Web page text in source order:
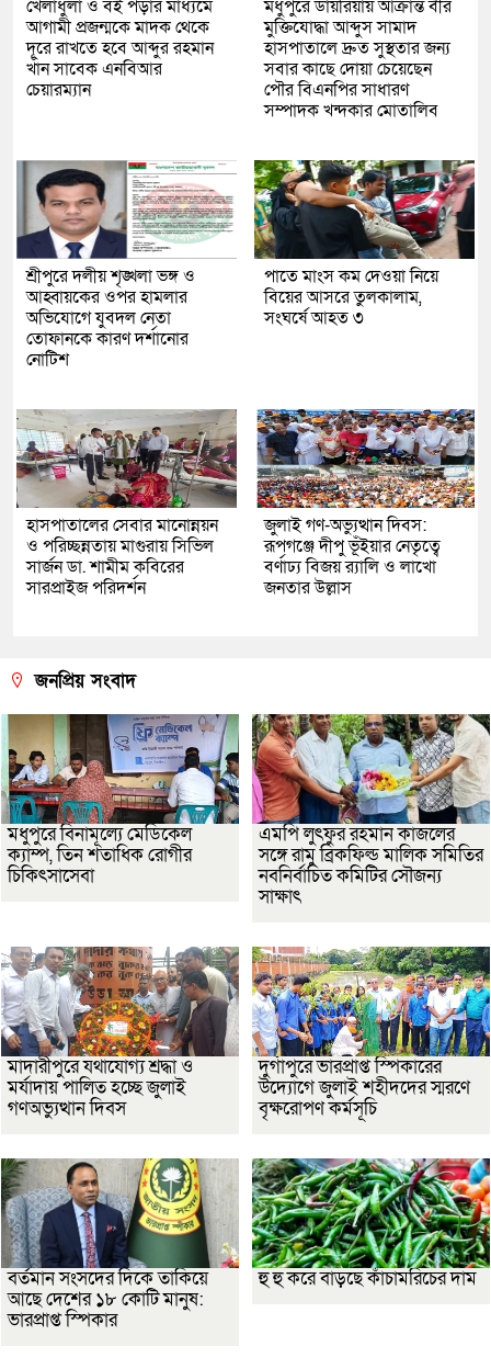
খেলাধুলা ও বই পড়ার মাধ্যমে
আগামী প্রজন্মকে মাদক থেকে
দূরে রাখতে হবে আব্দুর রহমান
খাঁন সাবেক এনবিআর
চেয়ারম্যান
মধুপুরে ডায়রিয়ায় আক্রান্ত বীর
মুক্তিযোদ্ধা আব্দুস সামাদ
হাসপাতালে দ্রুত সুস্থতার জন্য
সবার কাছে দোয়া চেয়েছেন
পৌর বিএনপির সাধারণ
সম্পাদক খন্দকার মোতালিব
শ্রীপুরে দলীয় শৃঙ্খলা ভঙ্গ ও
আহ্বায়কের ওপর হামলার
অভিযোগে যুবদল নেতা
তোফানকে কারণ দর্শানোর
নোটিশ
পাতে মাংস কম দেওয়া নিয়ে
বিয়ের আসরে তুলকালাম,
সংঘর্ষে আহত ৩
হাসপাতালের সেবার মানোন্নয়ন
ও পরিচ্ছন্নতায় মাগুরায় সিভিল
সার্জন ডা. শামীম কবিরের
সারপ্রাইজ পরিদর্শন
জুলাই গণ-অভ্যুত্থান দিবস:
রূপগঞ্জে দীপু ভূঁইয়ার নেতৃত্বে
বর্ণাঢ্য বিজয় র‌্যালি ও লাখো
জনতার উল্লাস
জনপ্রিয় সংবাদ
মধুপুরে বিনামূল্যে মেডিকেল
ক্যাম্প, তিন শতাধিক রোগীর
চিকিৎসাসেবা
এমপি লুৎফুর রহমান কাজলের
সঙ্গে রামু ব্রিকফিল্ড মালিক সমিতির
নবনির্বাচিত কমিটির সৌজন্য
সাক্ষাৎ
মাদারীপুরে যথাযোগ্য শ্রদ্ধা ও
মর্যাদায় পালিত হচ্ছে জুলাই
গণঅভ্যুত্থান দিবস
দুর্গাপুরে ভারপ্রাপ্ত স্পিকারের
উদ্যোগে জুলাই শহীদদের স্মরণে
বৃক্ষরোপণ কর্মসূচি
বর্তমান সংসদের দিকে তাকিয়ে
আছে দেশের ১৮ কোটি মানুষ:
ভারপ্রাপ্ত স্পিকার
হু হু করে বাড়ছে কাঁচামরিচের দাম